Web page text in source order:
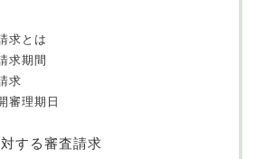
求とは
求期間
求
審理期日
する審査請求